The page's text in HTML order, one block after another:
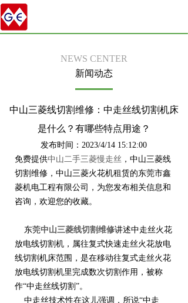
NEWS CENTER
新闻动态
中山三菱线切割维修：中走丝线切割机床
是什么？有哪些特点用途？
发布时间：2023/4/14 15:12:00
免费提供中山二手三菱慢走丝 ，中山三菱线
切割维修，中山三菱火花机租赁的东莞市鑫
菱机电工程有限公司，为您发布相关信息和
咨询，欢迎您的收藏。
东莞中山三菱线切割维修讲述中走丝火花
放电线切割机，属往复式快速走丝火花放电
线切割机床范围，是在移动往复式走丝火花
放电线切割机里完成数次切割作用，被称
作“中走丝线切割”。
中走丝技术性在这儿强调，所说“中走